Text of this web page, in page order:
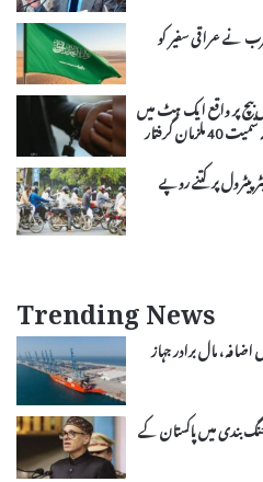
نے عراقی سفیر کو
بیچ پر واقع ایک ہٹ میں
گرفتار
پیٹرول پر کتنے روپے
Trending News
اضافہ، مال برادر جہاز
بندی میں پاکستان کے